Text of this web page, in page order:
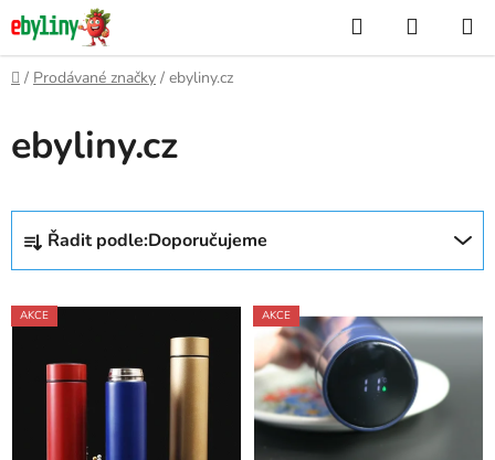
Přejít
na
obsah
Hledat
KOŠÍK
Domů
/ Prodávané značky / ebyliny.cz
ebyliny.cz
Ř
z
e
n
Řadit podle:Doporučujeme
V
ý
AKCE AKCE